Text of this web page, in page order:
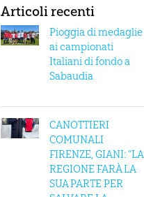
Articoli recenti
Pioggia di medaglie
ai campionati
Italiani di fondo a
Sabaudia
CANOTTIERI
COMUNALI
FIRENZE, GIANI: “LA
REGIONE FARÀ LA
SUA PARTE PER